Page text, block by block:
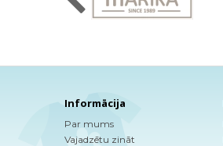
Informācija
Par mums
Vajadzētu zināt